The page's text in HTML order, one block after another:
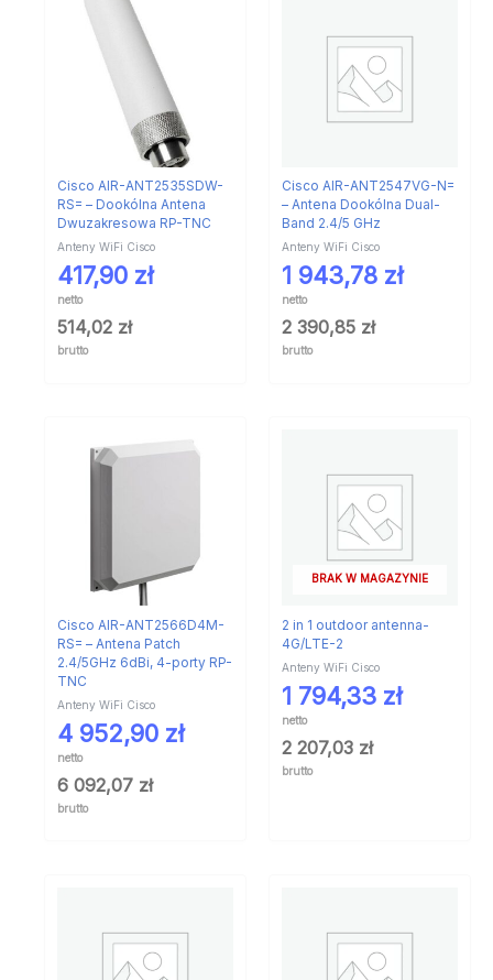
Cisco AIR-ANT2535SDW-
RS= – Dookólna Antena
Dwuzakresowa RP-TNC
Anteny WiFi Cisco
417,90 zł
netto
514,02 zł
brutto
Cisco AIR-ANT2547VG-N=
– Antena Dookólna Dual-
Band 2.4/5 GHz
Anteny WiFi Cisco
1 943,78 zł
netto
2 390,85 zł
brutto
Cisco AIR-ANT2566D4M-
RS= – Antena Patch
2.4/5GHz 6dBi, 4-porty RP-
TNC
Anteny WiFi Cisco
4 952,90 zł
netto
6 092,07 zł
brutto
BRAK W MAGAZYNIE
2 in 1 outdoor antenna-
4G/LTE-2
Anteny WiFi Cisco
1 794,33 zł
netto
2 207,03 zł
brutto